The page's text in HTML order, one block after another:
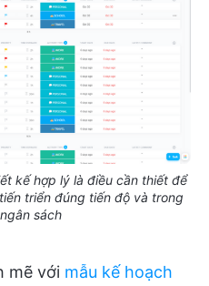
kế hợp lý là điều cần thiết để
triển đúng tiến độ và trong
sách
mẽ với mẫu kế hoạch